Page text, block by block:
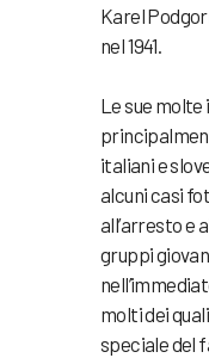
Karel
nel 1941.
Le sue
italiani e
alcuni casi
all’arresto e
gruppi
molti dei
speciale del